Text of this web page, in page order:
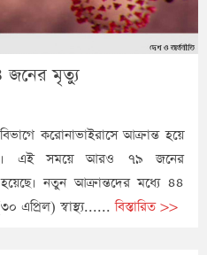
জনের মৃত্যু
করোনাভাইরাসে আক্রান্ত হয়ে
এই সময়ে আরও ৭৯ জনের
নতুন আক্রান্তদের মধ্যে ৪৪
এপ্রিল) স্বাস্থ্য......বিস্তারিত >>